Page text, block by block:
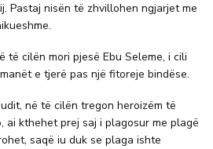
Pastaj nisën të zhvillohen ngjarjet me
të cilën mori pjesë Ebu Seleme, i cili
e tjerë pas një fitoreje bindëse.
në të cilën tregon heroizëm të
ai kthehet prej saj i plagosur me plagë
saqë iu duk se plaga ishte